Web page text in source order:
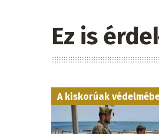
Ez is
A kiskorúak